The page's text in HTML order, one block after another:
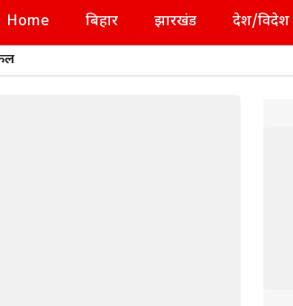
Home बिहार झारखंड देश/विदेश